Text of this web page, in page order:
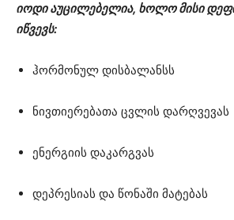
იოდი აუცილებელია, ხოლო მისი
იწვევს:
ჰორმონულ დისბალანსს
ნივთიერებათა ცვლის დარღვევას
ენერგიის დაკარგვას
დეპრესიას და წონაში მატებას